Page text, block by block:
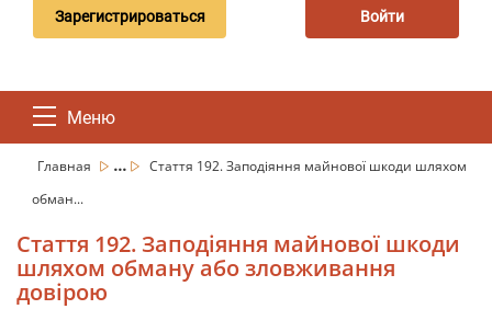
Зарегистрироваться Войти
Меню
Главная ...
Стаття 192. Заподіяння майнової шкоди шляхом
обман...
Стаття 192. Заподіяння майнової шкоди
шляхом обману або зловживання
довірою